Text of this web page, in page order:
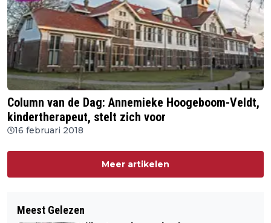
Column van de Dag: Annemieke Hoogeboom-Veldt,
kindertherapeut, stelt zich voor
16 februari 2018
Meer artikelen
Meest Gelezen